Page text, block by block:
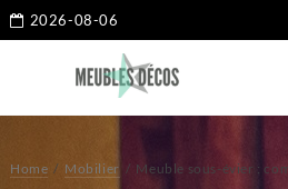
2026-08-06
Home Mobilier Meuble sous-évier :